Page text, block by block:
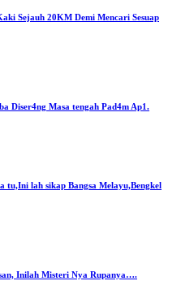
Sejauh 20KM Demi Mencari Sesuap
Diser4ng Masa tengah Pad4m Ap1.
tu,Ini lah sikap Bangsa Melayu,Bengkel
Inilah Misteri Nya Rupanya….